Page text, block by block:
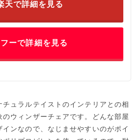
天で詳細を見る
ーで詳細を見る
ュラルテイストのインテリアとの相
ウィンザーチェアです。どんな部屋
ンなので、なじませやすいのがポイ